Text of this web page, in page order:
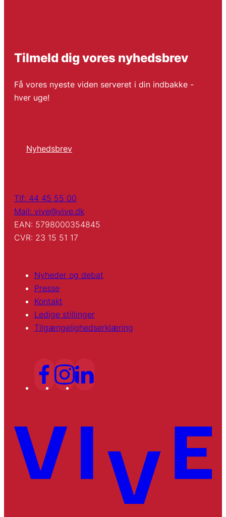
Tilmeld dig vores nyhedsbrev
Få vores nyeste viden serveret i din indbakke -
hver uge!
Nyhedsbrev
Tlf: 44 45 55 00
Mail: vive@vive.dk
EAN: 5798000354845
CVR: 23 15 51 17
Nyheder og debat
Presse
Kontakt
Ledige stillinger
Tilgængelighedserklæring